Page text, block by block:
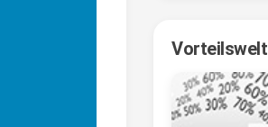
Vorteilswelt